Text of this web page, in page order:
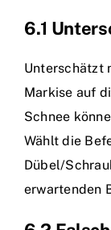
6.1
Unterschätzt
Markise auf
Schnee
Wählt die
Dübel/
erwartenden